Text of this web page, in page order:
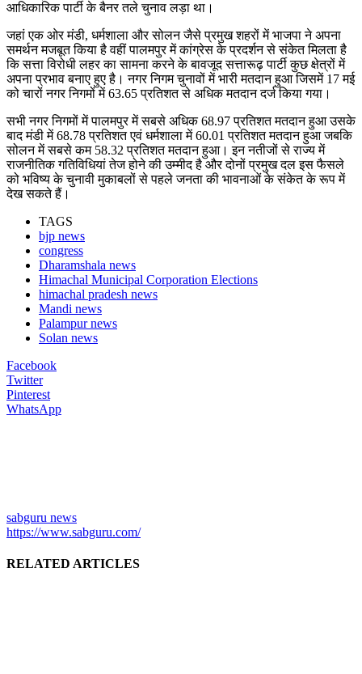
आधिकारिक पार्टी के बैनर तले चुनाव लड़ा था।
जहां एक ओर मंडी, धर्मशाला और सोलन जैसे प्रमुख शहरों में भाजपा ने अपना
समर्थन मजबूत किया है वहीं पालमपुर में कांग्रेस के प्रदर्शन से संकेत मिलता है
कि सत्ता विरोधी लहर का सामना करने के बावजूद सत्तारूढ़ पार्टी कुछ क्षेत्रों में
अपना प्रभाव बनाए हुए है। नगर निगम चुनावों में भारी मतदान हुआ जिसमें 17 मई
को चारों नगर निगमों में 63.65 प्रतिशत से अधिक मतदान दर्ज किया गया।
सभी नगर निगमों में पालमपुर में सबसे अधिक 68.97 प्रतिशत मतदान हुआ उसके
बाद मंडी में 68.78 प्रतिशत एवं धर्मशाला में 60.01 प्रतिशत मतदान हुआ जबकि
सोलन में सबसे कम 58.32 प्रतिशत मतदान हुआ। इन नतीजों से राज्य में
राजनीतिक गतिविधियां तेज होने की उम्मीद है और दोनों प्रमुख दल इस फैसले
को भविष्य के चुनावी मुकाबलों से पहले जनता की भावनाओं के संकेत के रूप में
देख सकते हैं।
TAGS
bjp news
congress
Dharamshala news
Himachal Municipal Corporation Elections
himachal pradesh news
Mandi news
Palampur news
Solan news
Facebook
Twitter
Pinterest
WhatsApp
sabguru news
https://www.sabguru.com/
RELATED ARTICLES